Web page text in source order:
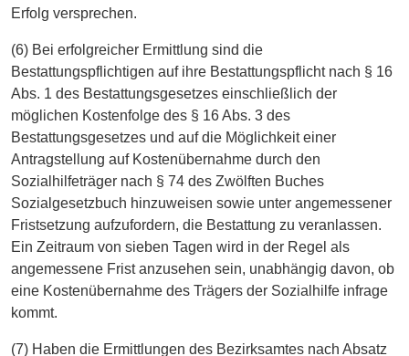
Erfolg versprechen.
(6) Bei erfolgreicher Ermittlung sind die
Bestattungspflichtigen auf ihre Bestattungspflicht nach § 16
Abs. 1 des Bestattungsgesetzes einschließlich der
möglichen Kostenfolge des § 16 Abs. 3 des
Bestattungsgesetzes und auf die Möglichkeit einer
Antragstellung auf Kostenübernahme durch den
Sozialhilfeträger nach § 74 des Zwölften Buches
Sozialgesetzbuch hinzuweisen sowie unter angemessener
Fristsetzung aufzufordern, die Bestattung zu veranlassen.
Ein Zeitraum von sieben Tagen wird in der Regel als
angemessene Frist anzusehen sein, unabhängig davon, ob
eine Kostenübernahme des Trägers der Sozialhilfe infrage
kommt.
(7) Haben die Ermittlungen des Bezirksamtes nach Absatz